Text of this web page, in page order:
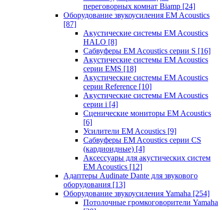
переговорных комнат Biamp [24]
Оборудование звукоусиления EM Acoustics
[87]
Акустические системы EM Acoustics
HALO [8]
Сабвуферы EM Acoustics серии S [16]
Акустические системы EM Acoustics
серии EMS [18]
Акустические системы EM Acoustics
серии Reference [10]
Акустические системы EM Acoustics
серии i [4]
Сценические мониторы EM Acoustics
[6]
Усилители EM Acoustics [9]
Сабвуферы EM Acoustics серии CS
(кардиоидные) [4]
Аксессуары для акустических систем
EM Acoustics [12]
Адаптеры Audinate Dante для звукового
оборудования [13]
Оборудование звукоусиления Yamaha [254]
Потолочные громкоговорители Yamaha